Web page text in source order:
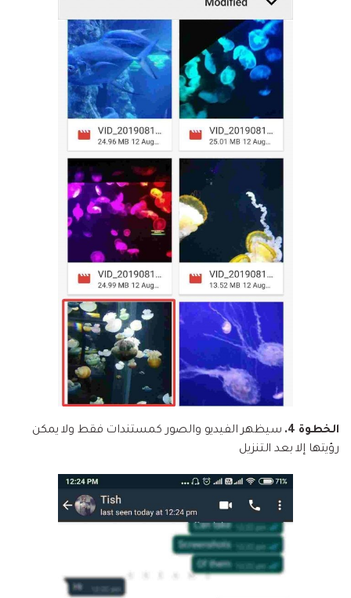
الخطوة 4.
سيظهر الفيديو والصور كمستندات فقط ولا يمكن
رؤيتها إلا بعد التنزيل